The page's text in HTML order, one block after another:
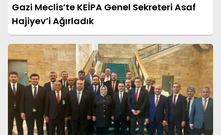
Gazi Meclis’te KEİPA Genel Sekreteri Asaf
Hajiyev’i Ağırladık